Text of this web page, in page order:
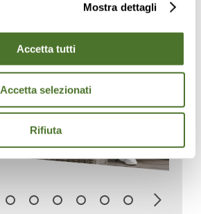
Mostra dettagli
Accetta tutti
Accetta selezionati
Rifiuta